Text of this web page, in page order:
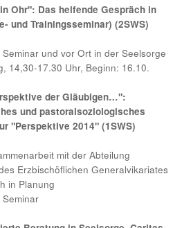
Ohr": Das helfende Gespräch in
und Trainingsseminar) (2SWS)
und vor Ort in der Seelsorge
14,30-17.30 Uhr, Beginn: 16.10.
der Gläubigen…":
und pastoralsoziologisches
"Perspektive 2014" (1SWS)
mit der Abteilung
Erzbischöflichen Generalvikariates
in Planung